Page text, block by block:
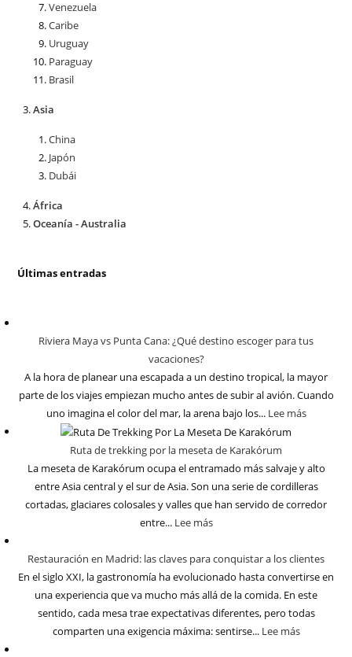
Venezuela
Caribe
Uruguay
Paraguay
Brasil
Asia
China
Japón
Dubái
África
Oceanía - Australia
Últimas entradas
Riviera Maya vs Punta Cana: ¿Qué destino escoger para tus
vacaciones?
A la hora de planear una escapada a un destino tropical, la mayor
parte de los viajes empiezan mucho antes de subir al avión. Cuando
uno imagina el color del mar, la arena bajo los... Lee más
Ruta de trekking por la meseta de Karakórum
La meseta de Karakórum ocupa el entramado más salvaje y alto
entre Asia central y el sur de Asia. Son una serie de cordilleras
cortadas, glaciares colosales y valles que han servido de corredor
entre... Lee más
Restauración en Madrid: las claves para conquistar a los clientes
En el siglo XXI, la gastronomía ha evolucionado hasta convertirse en
una experiencia que va mucho más allá de la comida. En este
sentido, cada mesa trae expectativas diferentes, pero todas
comparten una exigencia máxima: sentirse... Lee más